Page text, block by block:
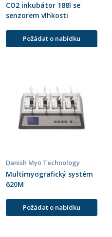
CO2 inkubátor 188l se
senzorem vlhkosti
Požádat o nabídku
Danish Myo Technology
Multimyografický systém
620M
Požádat o nabídku